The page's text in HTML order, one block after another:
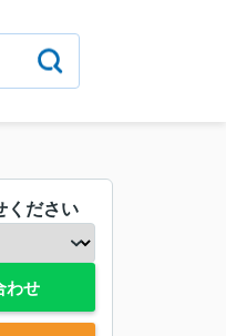
ください
わせ